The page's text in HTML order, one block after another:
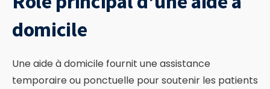
domicile
Une aide à domicile fournit une assistance
temporaire ou ponctuelle pour soutenir les patients